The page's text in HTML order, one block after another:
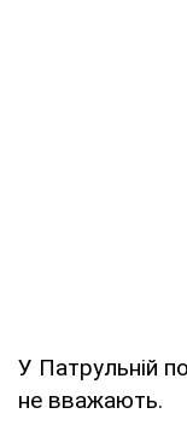
У Патрульній
не вважають.